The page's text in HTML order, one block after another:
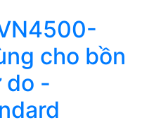
cho bồn
do -